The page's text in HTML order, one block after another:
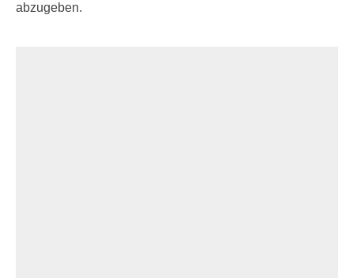
abzugeben.